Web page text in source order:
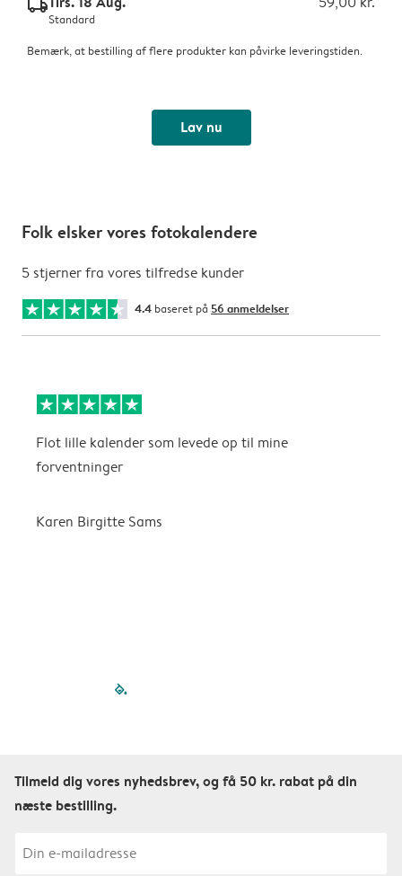
delivery_standard_v2
Standard
Bemærk, at bestilling af flere produkter kan påvirke leveringstiden.
Lav nu
Folk elsker vores fotokalendere
5 stjerner fra vores tilfredse kunder
4.4 baseret på 56 anmeldelser
Flot lille kalender som levede op til mine
forventninger
Karen Birgitte Sams
filled-pagination
Tilmeld dig vores nyhedsbrev, og få 50 kr. rabat på din
næste bestilling.